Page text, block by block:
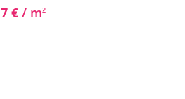
€ / m2